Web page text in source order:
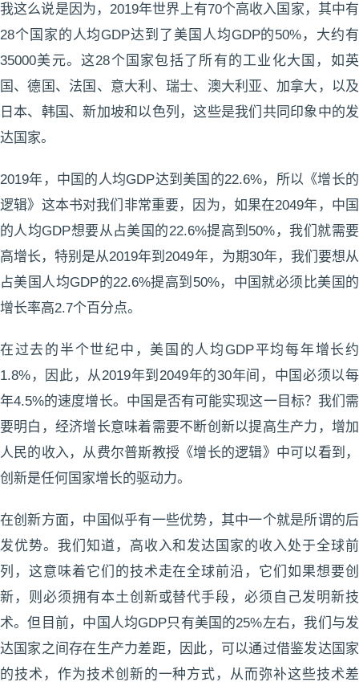
我这么说是因为，2019年世界上有70个高收入国家，其中有
28个国家的人均GDP达到了美国人均GDP的50%，大约有
35000美元。这28个国家包括了所有的工业化大国，如英
国、德国、法国、意大利、瑞士、澳大利亚、加拿大，以及
日本、韩国、新加坡和以色列，这些是我们共同印象中的发
达国家。
2019年，中国的人均GDP达到美国的22.6%，所以《增长的
逻辑》这本书对我们非常重要，因为，如果在2049年，中国
的人均GDP想要从占美国的22.6%提高到50%，我们就需要
高增长，特别是从2019年到2049年，为期30年，我们要想从
占美国人均GDP的22.6%提高到50%，中国就必须比美国的
增长率高2.7个百分点。
在过去的半个世纪中，美国的人均GDP平均每年增长约
1.8%，因此，从2019年到2049年的30年间，中国必须以每
年4.5%的速度增长。中国是否有可能实现这一目标？我们需
要明白，经济增长意味着需要不断创新以提高生产力，增加
人民的收入，从费尔普斯教授《增长的逻辑》中可以看到，
创新是任何国家增长的驱动力。
在创新方面，中国似乎有一些优势，其中一个就是所谓的后
发优势。我们知道，高收入和发达国家的收入处于全球前
列，这意味着它们的技术走在全球前沿，它们如果想要创
新，则必须拥有本土创新或替代手段，必须自己发明新技
术。但目前，中国人均GDP只有美国的25%左右，我们与发
达国家之间存在生产力差距，因此，可以通过借鉴发达国家
的技术，作为技术创新的一种方式，从而弥补这些技术差